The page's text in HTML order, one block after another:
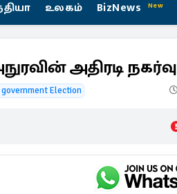
உலகம் BizNews New
அதிரடி நகர்வு
Election